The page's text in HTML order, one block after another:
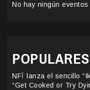
No hay ningún eventos
POPULARES
NFÏ lanza el sencillo
“Get Cooked or Try